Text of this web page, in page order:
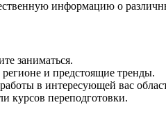
информацию о
заниматься.
и предстоящие тренды.
в интересующей вас
курсов переподготовки.